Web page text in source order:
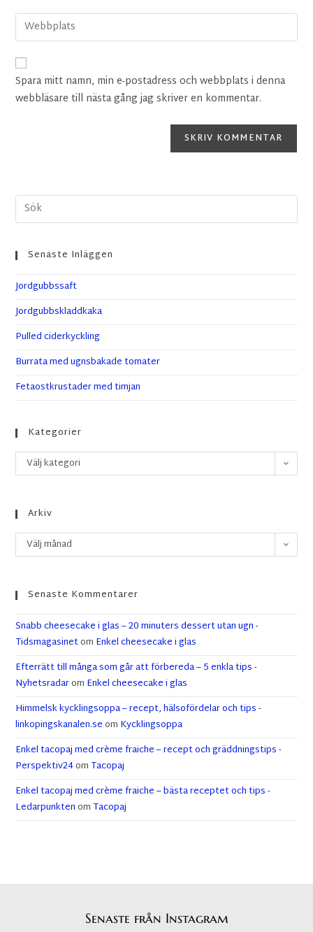
Spara mitt namn, min e-postadress och webbplats i denna
webbläsare till nästa gång jag skriver en kommentar.
Senaste Inläggen
Jordgubbssaft
Jordgubbskladdkaka
Pulled ciderkyckling
Burrata med ugnsbakade tomater
Fetaostkrustader med timjan
Kategorier
Välj kategori
Arkiv
Välj månad
Senaste Kommentarer
Snabb cheesecake i glas – 20 minuters dessert utan ugn -
Tidsmagasinetom Enkel cheesecake i glas
Efterrätt till många som går att förbereda – 5 enkla tips -
Nyhetsradarom Enkel cheesecake i glas
Himmelsk kycklingsoppa – recept, hälsofördelar och tips -
linkopingskanalen.seom Kycklingsoppa
Enkel tacopaj med crème fraiche – recept och gräddningstips -
Perspektiv24omTacopaj
Enkel tacopaj med crème fraiche – bästa receptet och tips -
LedarpunktenomTacopaj
Senaste från Instagram